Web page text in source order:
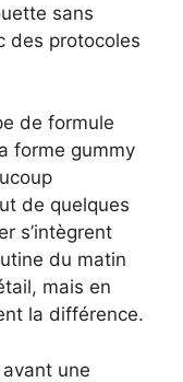
sans
des protocoles
de formule
forme gummy
de quelques
s’intègrent
du matin
mais en
la différence.
une